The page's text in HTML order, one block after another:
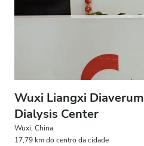
Pacientes com HIV
Pacientes com Hepatite C
CMSD
Wuxi Liangxi Diaverum
Dialysis Center
Wuxi, China
17,79 km do centro da cidade